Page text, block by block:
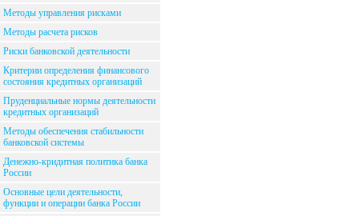
Методы управления рисками
Методы расчета рисков
Риски банковской деятельности
Критерии определения финансового
состояния кредитных организаций
Пруденциальные нормы деятельности
кредитных организаций
Методы обеспечения стабильности
банковской системы
Денежно-кридитная политика банка
России
Основные цели деятельности,
функции и операции банка России